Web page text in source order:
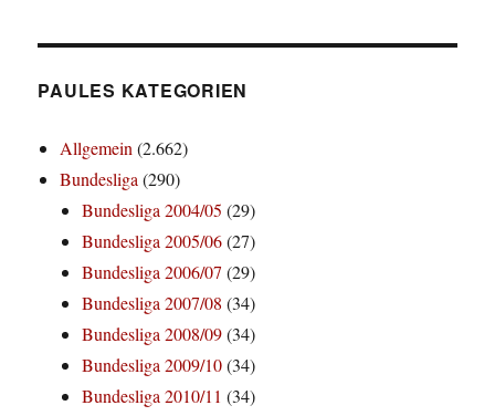
PAULES KATEGORIEN
Allgemein(2.662)
Bundesliga(290)
Bundesliga 2004/05 (29)
Bundesliga 2005/06(27)
Bundesliga 2006/07 (29)
Bundesliga 2007/08 (34)
Bundesliga 2008/09(34)
Bundesliga 2009/10(34)
Bundesliga 2010/11 (34)